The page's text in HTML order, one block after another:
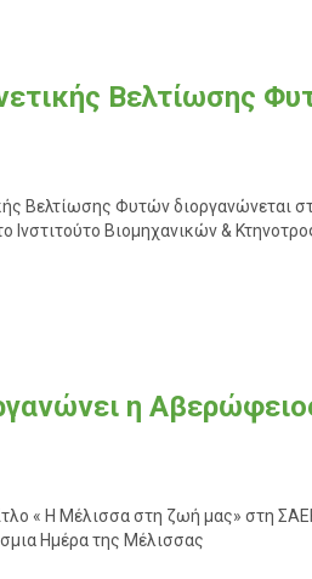
Βελτίωσης
Βελτίωσης Φυτών διοργανώνεται
Ινστιτούτο Βιομηχανικών &
η
« Η Μέλισσα στη ζωή μας» στη
Ημέρα της Μέλισσας